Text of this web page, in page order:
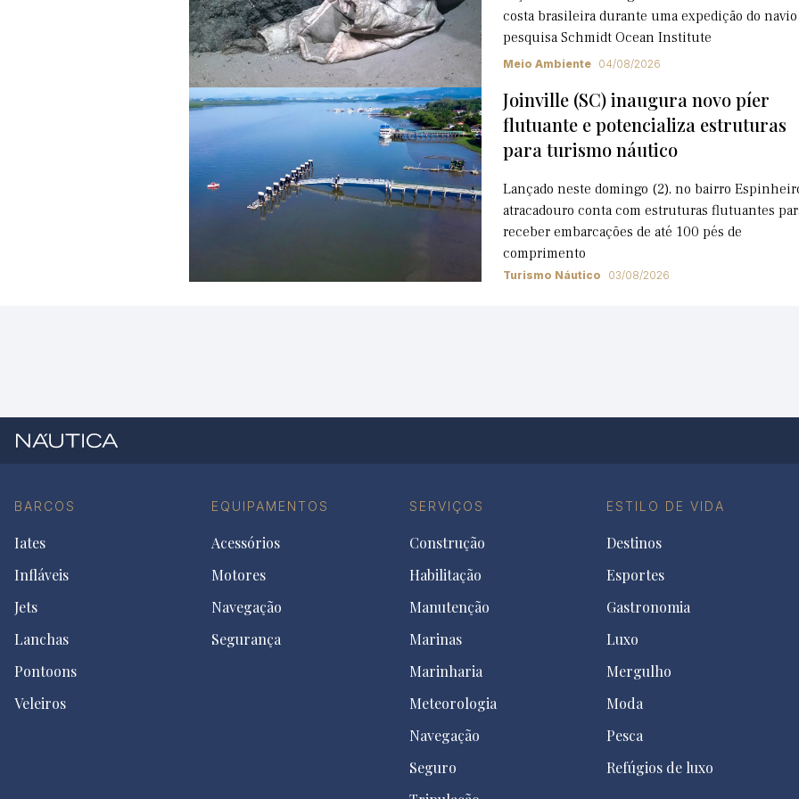
costa brasileira durante uma expedição do navio
pesquisa Schmidt Ocean Institute
Meio Ambiente 04/08/2026
Joinville (SC) inaugura novo píer
flutuante e potencializa estruturas
para turismo náutico
Lançado neste domingo (2), no bairro
atracadouro conta com estruturas flutuantes
receber embarcações de até 100 pés de
comprimento
Turismo Náutico 03/08/2026
BARCOS
Iates
Infláveis
Jets
Lanchas
Pontoons
Veleiros
EQUIPAMENTOS
Acessórios
Motores
Navegação
Segurança
SERVIÇOS
Construção
Habilitação
Manutenção
Marinas
Marinharia
Meteorologia
Navegação
Seguro
ESTILO DE VIDA
Destinos
Esportes
Gastronomia
Luxo
Mergulho
Moda
Pesca
Refúgios de luxo